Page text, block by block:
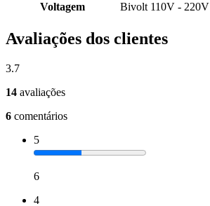
Voltagem
Bivolt 110V - 220V
Avaliações dos clientes
3.7
14 avaliações
6 comentários
5
6
4